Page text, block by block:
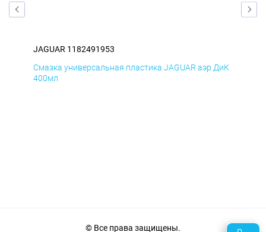
JAGUAR 1182491953
Смазка универсальная пластика JAGUAR аэр ДиК
400мл
© Все права защищены.